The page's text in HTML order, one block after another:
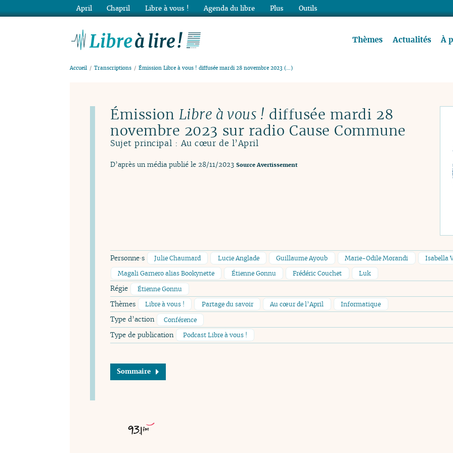
Thèmes Actualités À
Accueil Transcriptions Émission Libre à vous ! diffusée mardi 28 novembre 2023 (…)
Émission Libre à vous ! diffusée mardi 28
novembre 2023 sur radio Cause Commune
Sujet principal : Au cœur de l’April
D’après un média publié le 28/11/2023 Source Avertissement
Personne·s Julie Chaumard Lucie Anglade Guillaume Ayoub Marie-Odile Morandi
Isabella
Magali Garnero alias Bookynette
Étienne Gonnu Frédéric Couchet Luk
Régie Étienne Gonnu
Thèmes Libre à vous ! Partage du savoir Au cœur de l’April Informatique
Type d’action Conférence
Type de publication Podcast Libre à vous !
Sommaire
April Chapril Libre à vous ! Agenda du libre Plus Outils